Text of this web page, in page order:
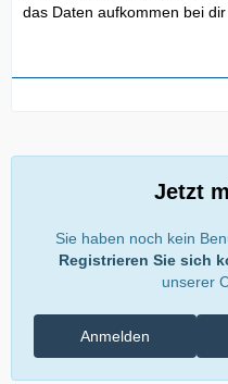
das Daten aufkommen bei dir
Jetzt
Sie haben noch kein
Registrieren Sie sich
unserer
Anmelden